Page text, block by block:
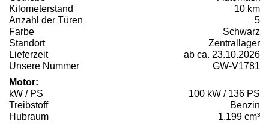
Kilometerstand
10 km
Anzahl der Türen
5
Farbe
Schwarz
Standort
Zentrallager
Lieferzeit
ab ca. 23.10.2026
Unsere Nummer
GW-V1781
Motor:
kW / PS
100 kW / 136 PS
Treibstoff
Benzin
Hubraum
1.199 cm³